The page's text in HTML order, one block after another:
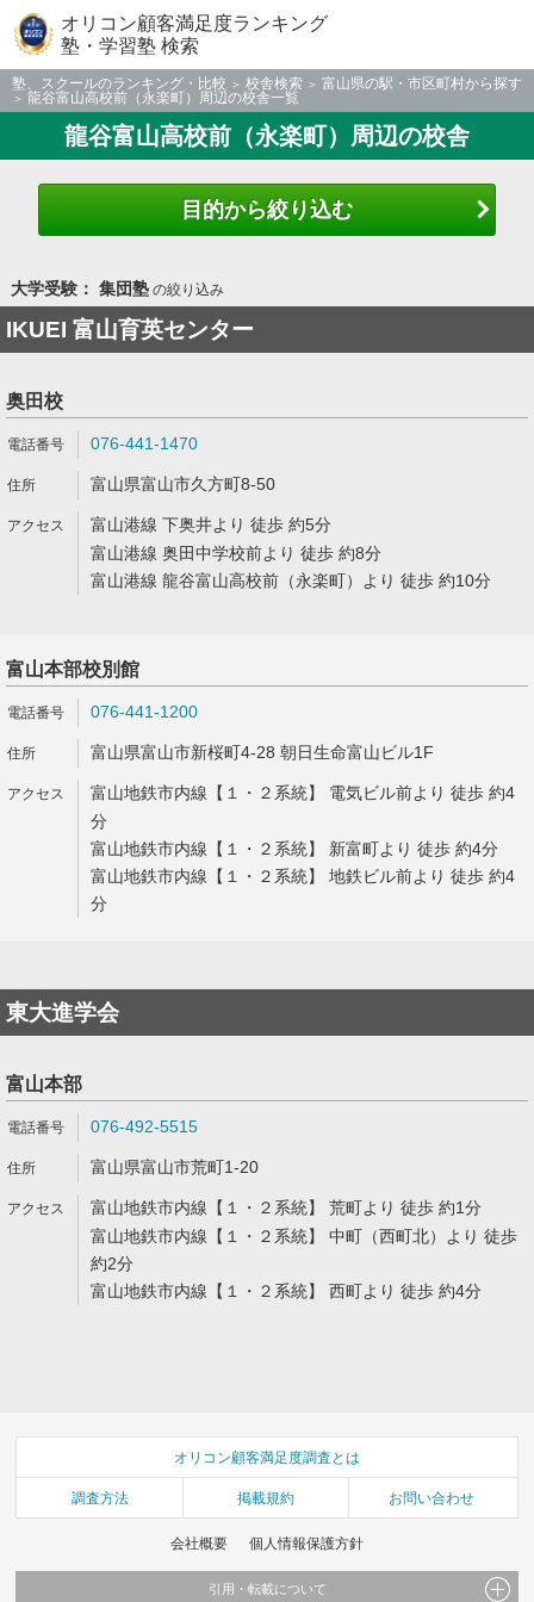
オリコン顧客満足度ランキング
塾・学習塾 検索
塾、スクールのランキング・比較 校舎検索
富山県の駅・市区町村から探す
龍谷富山高校前（永楽町）周辺の校舎一覧
龍谷富山高校前（永楽町）周辺の校舎
目的から絞り込む
大学受験： 集団塾の絞り込み
IKUEI 富山育英センター
奥田校
076-441-1470
富山県富山市久方町8-50
富山港線 下奥井より 徒歩 約5分
富山港線 奥田中学校前より 徒歩 約8分
富山港線 龍谷富山高校前（永楽町）より 徒歩 約10分
富山本部校別館
076-441-1200
富山県富山市新桜町4-28 朝日生命富山ビル1F
富山地鉄市内線【１・２系統】 電気ビル前より 徒歩 約4
分
富山地鉄市内線【１・２系統】 新富町より 徒歩 約4分
富山地鉄市内線【１・２系統】 地鉄ビル前より 徒歩 約4
分
東大進学会
富山本部
076-492-5515
富山県富山市荒町1-20
富山地鉄市内線【１・２系統】 荒町より 徒歩 約1分
富山地鉄市内線【１・２系統】 中町（西町北）より 徒歩
約2分
富山地鉄市内線【１・２系統】 西町より 徒歩 約4分
オリコン顧客満足度調査とは
調査方法 掲載規約 お問い合わせ
会社概要 個人情報保護方針
引用・転載について